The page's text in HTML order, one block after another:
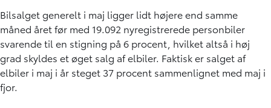
Bilsalget generelt i maj ligger lidt højere end samme
måned året før med 19.092 nyregistrerede personbiler
svarende til en stigning på 6 procent, hvilket altså i høj
grad skyldes et øget salg af elbiler. Faktisk er salget af
elbiler i maj i år steget 37 procent sammenlignet med maj i
fjor.